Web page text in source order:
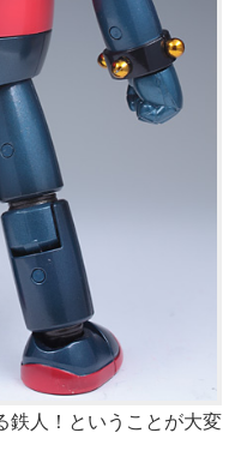
鉄人！ということが大変